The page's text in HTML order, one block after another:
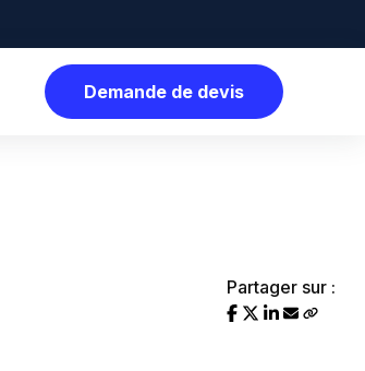
Demande de devis
Partager sur :